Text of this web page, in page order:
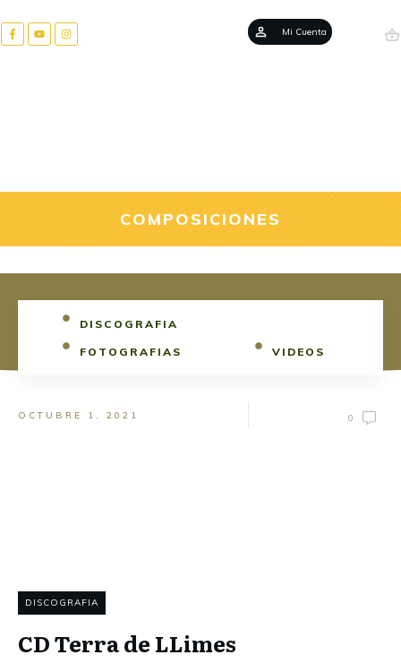
Mi Cuenta
COMPOSICIONES
DISCOGRAFIA
FOTOGRAFIAS VIDEOS
OCTUBRE 1, 2021 0
DISCOGRAFIA
CD Terra de LLimes